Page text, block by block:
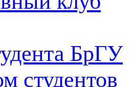
БрГУ
студентов